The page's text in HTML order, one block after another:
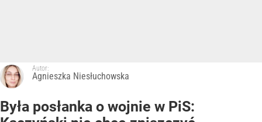
Autor:
Agnieszka Niesłuchowska
Była posłanka o wojnie w PiS: